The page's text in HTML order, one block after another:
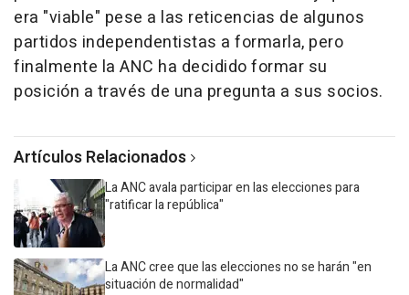
era "viable" pese a las reticencias de algunos
partidos independentistas a formarla, pero
finalmente la ANC ha decidido formar su
posición a través de una pregunta a sus socios.
Artículos Relacionados
La ANC avala participar en las elecciones para
"ratificar la república"
La ANC cree que las elecciones no se harán "en
situación de normalidad"